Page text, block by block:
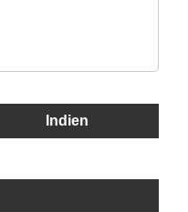
Indien